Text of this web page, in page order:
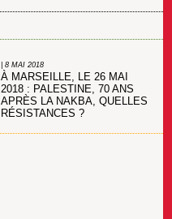
| 8 MAI 2018
À MARSEILLE, LE 26 MAI
2018 : PALESTINE, 70 ANS
APRÈS LA NAKBA, QUELLES
RÉSISTANCES ?